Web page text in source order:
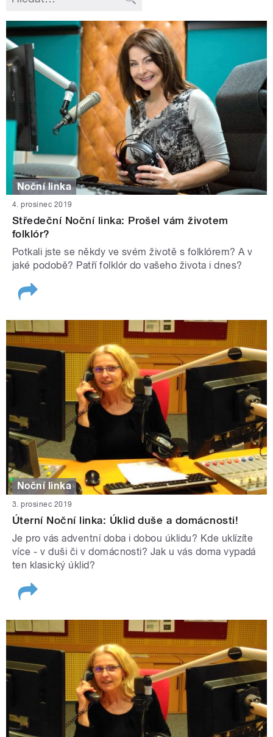
Noční linka
4. prosinec 2019
Středeční Noční linka: Prošel vám životem
folklór?
Potkali jste se někdy ve svém životě s folklórem? A v
jaké podobě? Patří folklór do vašeho života i dnes?
Noční linka
3. prosinec 2019
Úterní Noční linka: Úklid duše a domácnosti!
Je pro vás adventní doba i dobou úklidu? Kde uklízíte
více - v duši či v domácnosti? Jak u vás doma vypadá
ten klasický úklid?